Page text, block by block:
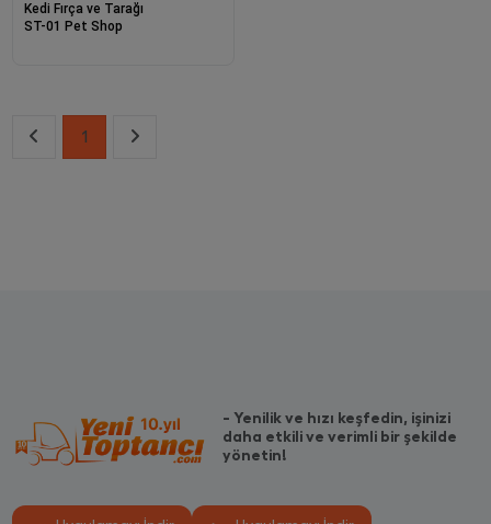
Kedi Fırça ve Tarağı
ST-01 Pet Shop
1
- Yenilik ve hızı keşfedin, işinizi
daha etkili ve verimli bir şekilde
yönetin!